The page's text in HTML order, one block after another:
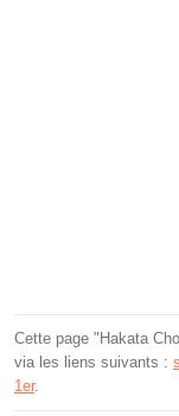
Cette page "Hakata
via les liens suivants :
1er.